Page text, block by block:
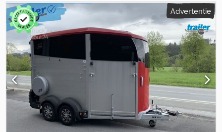
Advertentie